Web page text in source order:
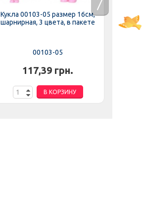
Кукла 00103-05 размер 16см,
шарнирная, 3 цвета, в пакете
00103-05
117,39 грн.
В КОРЗИНУ
Кукла